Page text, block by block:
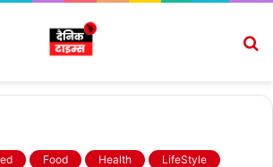
Food Health LifeStyle